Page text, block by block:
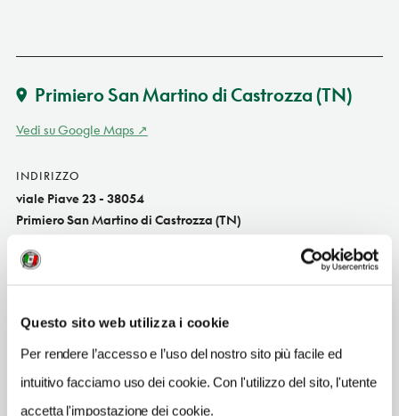
Questo sito web utilizza i cookie
Per rendere l’accesso e l’uso del nostro sito più facile ed
intuitivo facciamo uso dei cookie. Con l'utilizzo del sito, l'utente
accetta l'impostazione dei cookie.
Primiero San Martino di Castrozza (TN)
Vedi su Google Maps
INDIRIZZO
viale Piave 23 - 38054
Primiero San Martino di Castrozza (TN)
INDIRIZZO EMAIL
info@albergodolomiti.com